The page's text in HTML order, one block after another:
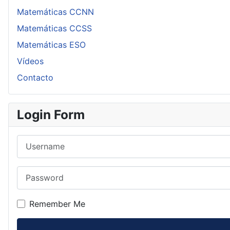
Matemáticas CCNN
Matemáticas CCSS
Matemáticas ESO
Vídeos
Contacto
Login Form
Remember Me